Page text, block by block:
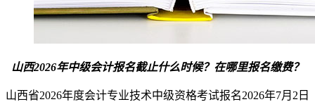
山西2026年中级会计报名截止什么时候？在哪里报名缴费？
山西省2026年度会计专业技术中级资格考试报名2026年7月2日